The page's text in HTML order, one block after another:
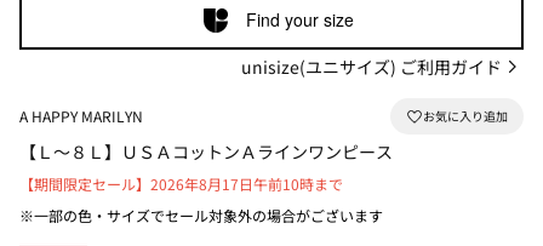
Find your size
unisize(ユニサイズ) ご利用ガイド
A HAPPY MARILYN
【Ｌ～８Ｌ】ＵＳＡコットンＡラインワンピース
【期間限定セール】2026年8月17日午前10時まで
※一部の色・サイズでセール対象外の場合がございます